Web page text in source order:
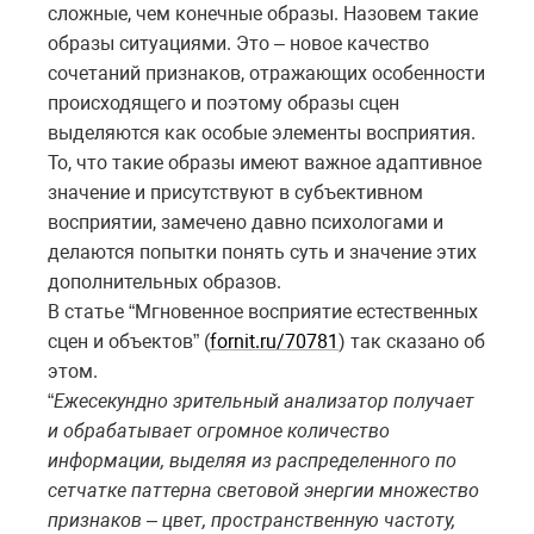
сложные, чем конечные образы. Назовем такие
образы ситуациями. Это – новое качество
сочетаний признаков, отражающих особенности
происходящего и поэтому образы сцен
выделяются как особые элементы восприятия.
То, что такие образы имеют важное адаптивное
значение и присутствуют в субъективном
восприятии, замечено давно психологами и
делаются попытки понять суть и значение этих
дополнительных образов.
В статье “Мгновенное восприятие естественных
сцен и объектов” (fornit.ru/70781 ) так сказано об
этом.
“Ежесекундно зрительный анализатор получает
и обрабатывает огромное количество
информации, выделяя из распределенного по
сетчатке паттерна световой энергии множество
признаков – цвет, пространственную частоту,